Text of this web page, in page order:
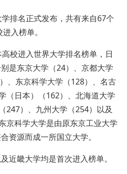
排名正式发布，共有来自67个
入榜单。
校进入世界大学排名榜单，日
是东京大学（24）、京都大学
、东京科学大学（128）、名古
（日本）（162）、北海道大学
247）、九州大学（254）以及
京科学大学是由原东京工业大学
资源而成一所国立大学。
近畿大学均是首次进入榜单。